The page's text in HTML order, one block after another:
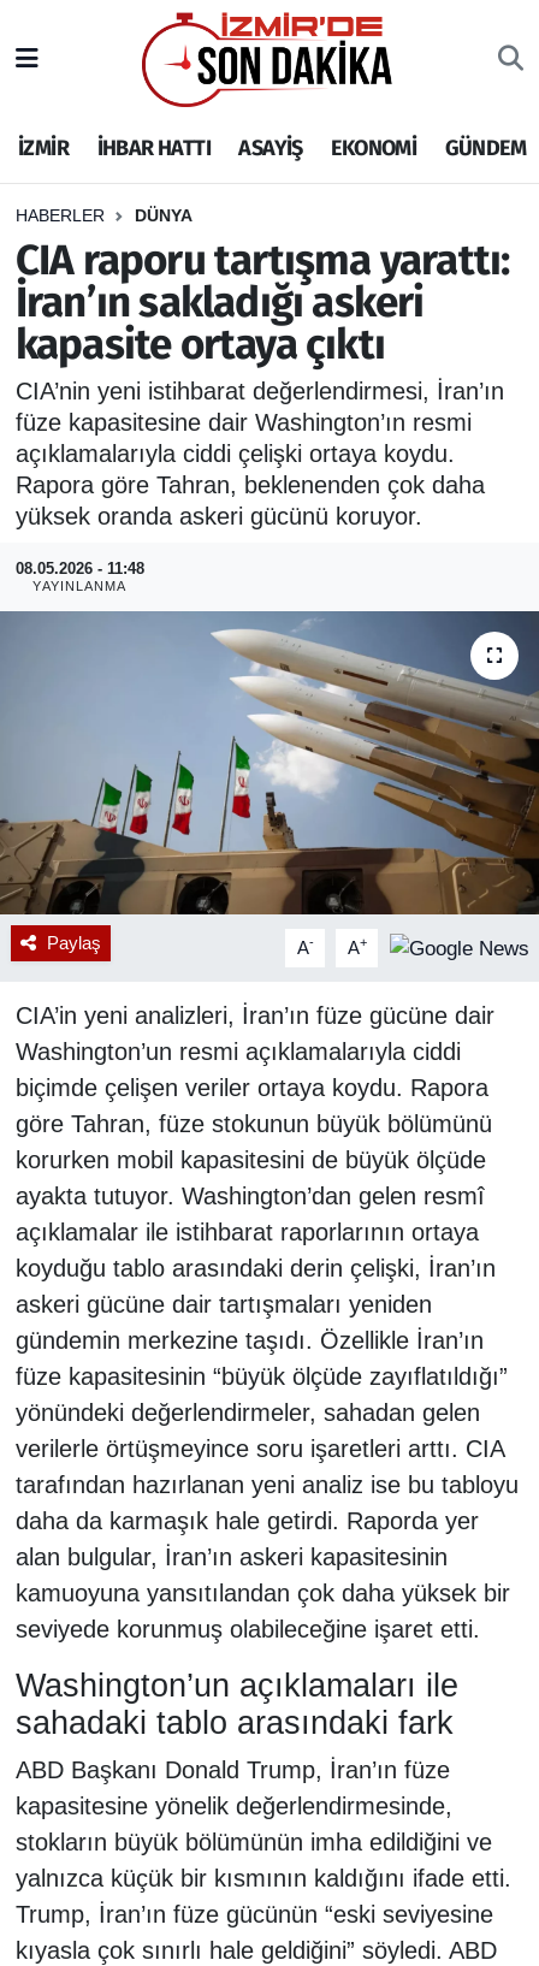
İZMİR İHBAR HATTI ASAYİŞ EKONOMİ GÜNDEM
HABERLER DÜNYA
CIA raporu tartışma yarattı:
İran’ın sakladığı askeri
kapasite ortaya çıktı
CIA’nin yeni istihbarat değerlendirmesi, İran’ın
füze kapasitesine dair Washington’ın resmi
açıklamalarıyla ciddi çelişki ortaya koydu.
Rapora göre Tahran, beklenenden çok daha
yüksek oranda askeri gücünü koruyor.
08.05.2026 - 11:48
YAYINLANMA
Paylaş A- A+
CIA’in yeni analizleri, İran’ın füze gücüne dair
Washington’un resmi açıklamalarıyla ciddi
biçimde çelişen veriler ortaya koydu. Rapora
göre Tahran, füze stokunun büyük bölümünü
korurken mobil kapasitesini de büyük ölçüde
ayakta tutuyor. Washington’dan gelen resmî
açıklamalar ile istihbarat raporlarının ortaya
koyduğu tablo arasındaki derin çelişki, İran’ın
askeri gücüne dair tartışmaları yeniden
gündemin merkezine taşıdı. Özellikle İran’ın
füze kapasitesinin “büyük ölçüde zayıflatıldığı”
yönündeki değerlendirmeler, sahadan gelen
verilerle örtüşmeyince soru işaretleri arttı. CIA
tarafından hazırlanan yeni analiz ise bu tabloyu
daha da karmaşık hale getirdi. Raporda yer
alan bulgular, İran’ın askeri kapasitesinin
kamuoyuna yansıtılandan çok daha yüksek bir
seviyede korunmuş olabileceğine işaret etti.
Washington’un açıklamaları ile
sahadaki tablo arasındaki fark
ABD Başkanı Donald Trump, İran’ın füze
kapasitesine yönelik değerlendirmesinde,
stokların büyük bölümünün imha edildiğini ve
yalnızca küçük bir kısmının kaldığını ifade etti.
Trump, İran’ın füze gücünün “eski seviyesine
kıyasla çok sınırlı hale geldiğini” söyledi. ABD
İHBAR HATTI
DEPREM
GENEL
EKONOMİ
SİYASET
SPOR
ASAYİŞ
RESMİ REKLAM
İzmir Nöbetçi Eczaneler
İzmir Hava Durumu
İzmir Namaz Vakitleri
İzmir Trafik Yoğunluk Haritası
Puan Durumu ve Fikstür
Tüm Manşetler
Son Dakika Haberleri
Haber Arşivi